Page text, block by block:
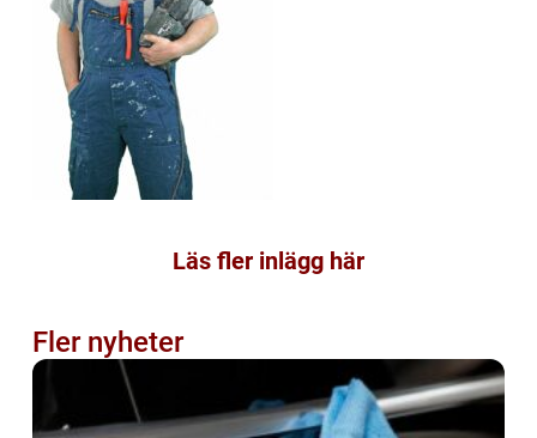
Läs fler inlägg här
Fler nyheter